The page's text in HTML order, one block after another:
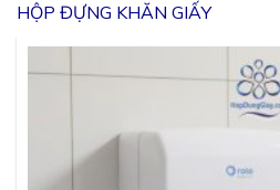
HỘP ĐỰNG KHĂN GIẤY